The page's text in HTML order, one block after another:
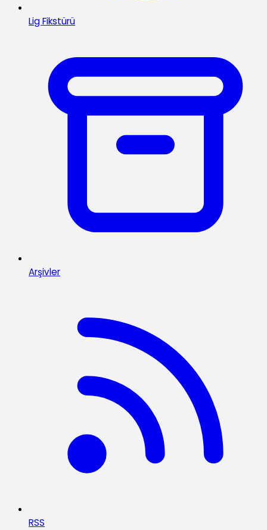
Lig Fikstürü
Arşivler
RSS